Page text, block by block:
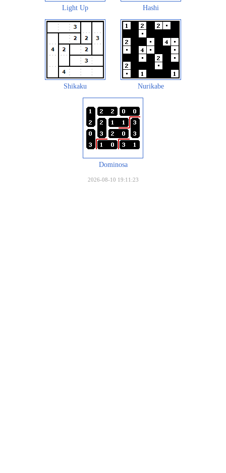
Light Up Hashi
Shikaku Nurikabe
Dominosa
2026-08-10 19:11:23